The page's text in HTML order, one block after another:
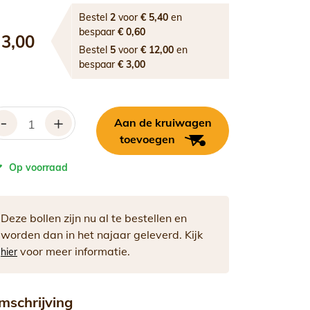
Bestel 2voor € 5,40en
bespaar € 0,60
Bestel 5voor € 12,00en
bespaar € 3,00
- +
Aan de kruiwagen
toevoegen
Op voorraad
Deze bollen zijn nu al te bestellen en
worden dan in het najaar geleverd. Kijk
hier voor meer informatie.